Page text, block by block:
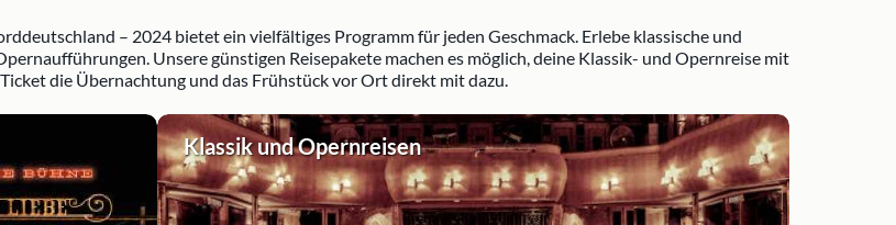
– 2024 bietet ein vielfältiges Programm für jeden Geschmack. Erlebe klassische und
Unsere günstigen Reisepakete machen es möglich, deine Klassik- und Opernreise mit
die Übernachtung und das Frühstück vor Ort direkt mit dazu.
Klassik und Opernreisen